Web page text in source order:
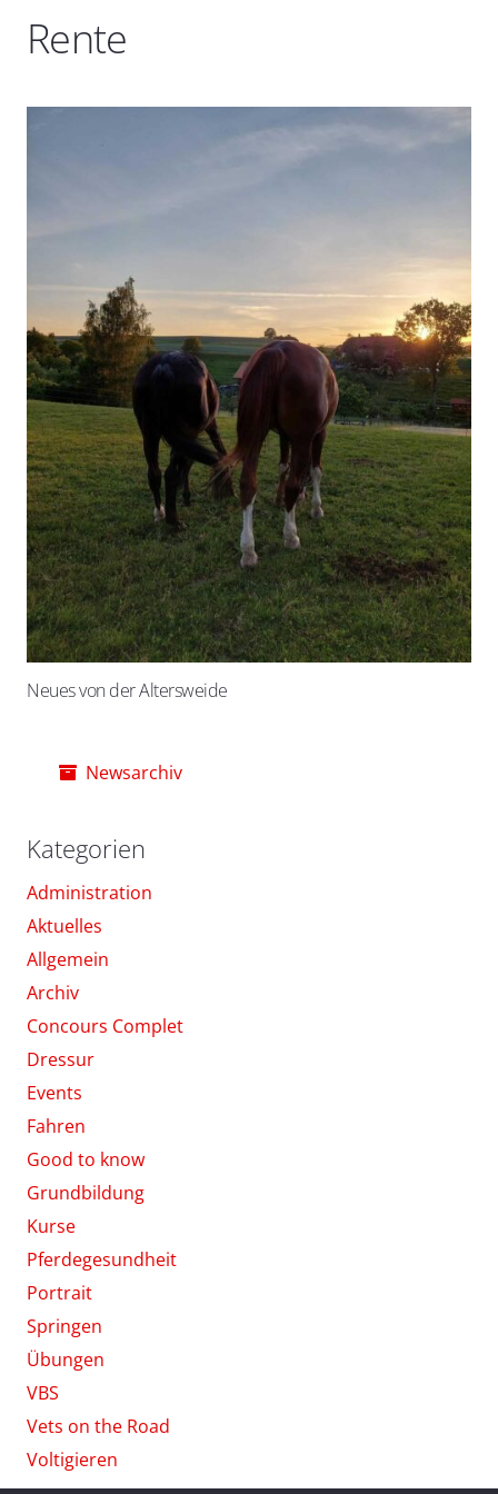
Rente
Neues von der Altersweide
Newsarchiv
Kategorien
Administration
Aktuelles
Allgemein
Archiv
Concours Complet
Dressur
Events
Fahren
Good to know
Grundbildung
Kurse
Pferdegesundheit
Portrait
Springen
Übungen
VBS
Vets on the Road
Voltigieren